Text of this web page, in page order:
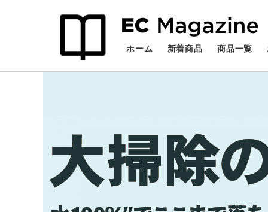
ホーム 新着商品 商品一覧